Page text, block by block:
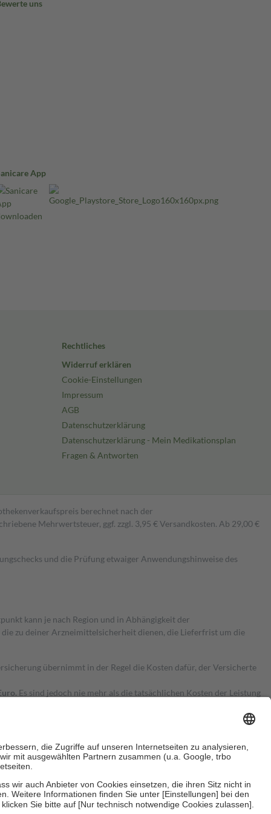
uns
App
Rechtliches
Widerruf erklären
Cookie-Einstellungen
Impressum
AGB
Datenschutzerklärung
Datenschutzerklärung - Mein Medikationsplan
Fragen & Antworten
berechnet nach der
Mehrwertsteuer, ggf. zzgl. 3,95 € Versandkosten. Ab 29,00 €
und die Prüfung etwaiger Anwendungshinweise des
kann je nach Region und in Abhängigkeit der
zu deiner Arzneimittelsicherheit dienen, die Lieferfrist um die
übernimmt in der Regel die Kosten dafür, der Versicherte
Es sind jedoch nie mehr als die tatsächlichen Kosten der Leistung
Zuzahlungen an bei: